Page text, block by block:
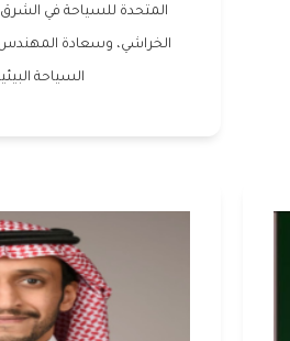
المتحدة للسياحة في
الخراشي، وسعادة المهندس
السياحة